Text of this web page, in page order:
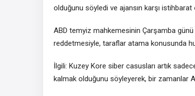
olduğunu söyledi ve ajansın karşı istihbarat
ABD temyiz mahkemesinin Çarşamba
reddetmesiyle, taraflar atama konusunda
İlgili: Kuzey Kore siber casusları artık
kalmak olduğunu söyleyerek, bir zamanlar